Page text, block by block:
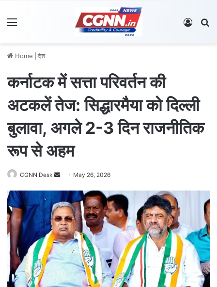
Log In
Home देश
कर्नाटक में सत्ता परिवर्तन की
अटकलें तेज: सिद्धारमैया को दिल्ली
बुलावा, अगले 2-3 दिन राजनीतिक
रूप से अहम
CGNN Desk
d
a
n
e
m
May 26, 2026